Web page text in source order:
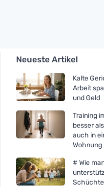
Neueste Artikel
Kalte
Arbeit
und Geld
Training
besser
auch in
Wohnung
# Wie